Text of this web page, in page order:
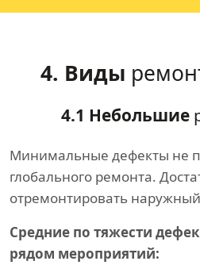
4. Виды
4.1 Небольшие
Минимальные дефекты не
глобального ремонта.
отремонтировать
Средние по тяжести
рядом мероприятий: